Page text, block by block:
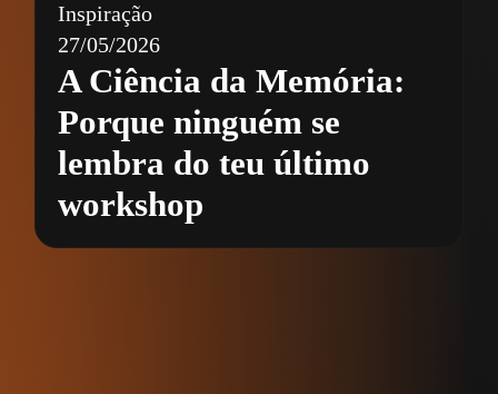
Inspiração
27/05/2026
A Ciência da Memória:
Porque ninguém se
lembra do teu último
workshop